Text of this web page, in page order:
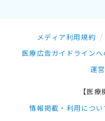
メディア利用規約
医療広告ガイドライン
運
【医療
情報掲載・利用につ